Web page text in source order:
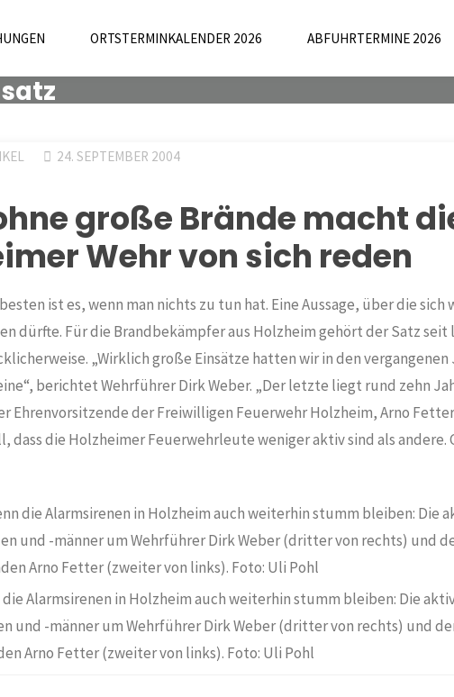
ORTSTERMINKALENDER 2026 ABFUHRTERMINE 2026
24. SEPTEMBER 2004
große Brände macht
Wehr von sich reden
ist es, wenn man nichts zu tun hat. Eine Aussage, über die sich
dürfte. Für die Brandbekämpfer aus Holzheim gehört der Satz seit
„Wirklich große Einsätze hatten wir in den vergangenen
berichtet Wehrführer Dirk Weber. „Der letzte liegt rund zehn
Ehrenvorsitzende der Freiwilligen Feuerwehr Holzheim, Arno
dass die Holzheimer Feuerwehrleute weniger aktiv sind als andere.
Alarmsirenen in Holzheim auch weiterhin stumm bleiben: Die
und -männer um Wehrführer Dirk Weber (dritter von rechts) und
Arno Fetter (zweiter von links). Foto: Uli Pohl